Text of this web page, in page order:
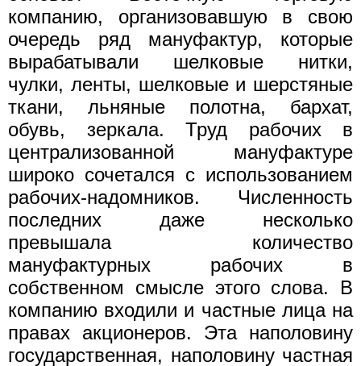
компанию, организовавшую в свою
очередь ряд мануфактур, которые
вырабатывали шелковые нитки,
чулки, ленты, шелковые и шерстяные
ткани, льняные полотна, бархат,
обувь, зеркала. Труд рабочих в
централизованной мануфактуре
широко сочетался с использованием
рабочих-надомников. Численность
последних даже несколько
превышала количество
мануфактурных рабочих в
собственном смысле этого слова. В
компанию входили и частные лица на
правах акционеров. Эта наполовину
государственная, наполовину частная